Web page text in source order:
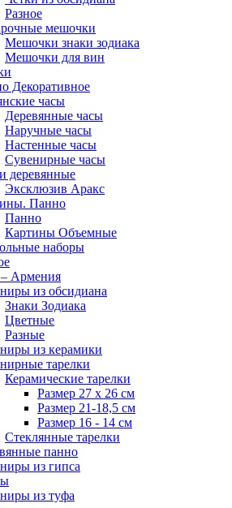
Разное
мешочки
Мешочки знаки зодиака
Мешочки для вин
Декоративное
часы
Деревянные часы
Наручные часы
Настенные часы
Сувенирные часы
деревянные
Эксклюзив Аракс
Панно
Панно
Картины Объемные
наборы
Армения
из обсидиана
Знаки Зодиака
Цветные
Разные
из керамики
тарелки
Керамические тарелки
Размер 27 х 26 см
Размер 21-18,5 см
Размер 16 - 14 см
Стеклянные тарелки
панно
из гипса
из туфа